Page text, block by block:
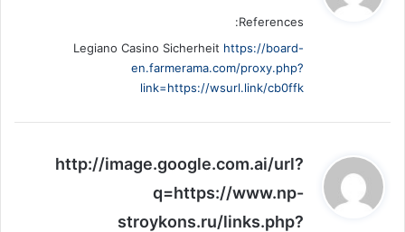
ل
References:
Legiano Casino Sicherheit https://board-
en.farmerama.com/proxy.php?
link=https://wsurl.link/cb0ffk
ي
ل
http://image.google.com.ai/url?
q=https://www.np-
stroykons.ru/links.php?